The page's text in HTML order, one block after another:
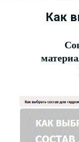
Как